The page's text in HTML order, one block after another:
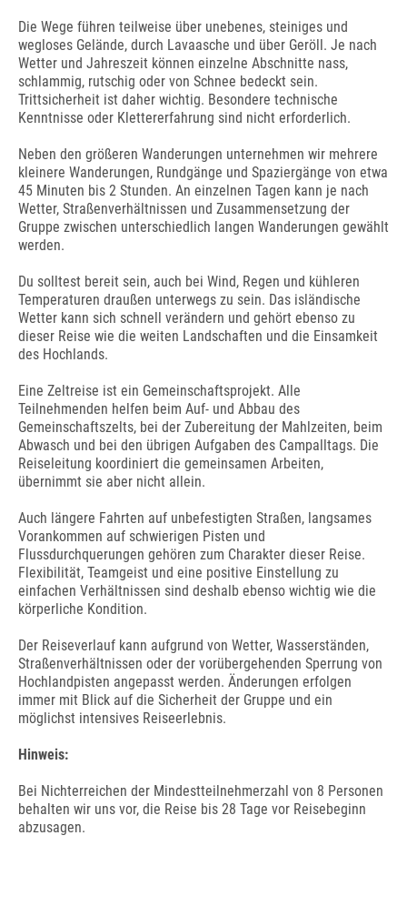
Die Wege führen teilweise über unebenes, steiniges und
wegloses Gelände, durch Lavaasche und über Geröll. Je nach
Wetter und Jahreszeit können einzelne Abschnitte nass,
schlammig, rutschig oder von Schnee bedeckt sein.
Trittsicherheit ist daher wichtig. Besondere technische
Kenntnisse oder Klettererfahrung sind nicht erforderlich.
Neben den größeren Wanderungen unternehmen wir mehrere
kleinere Wanderungen, Rundgänge und Spaziergänge von etwa
45 Minuten bis 2 Stunden. An einzelnen Tagen kann je nach
Wetter, Straßenverhältnissen und Zusammensetzung der
Gruppe zwischen unterschiedlich langen Wanderungen gewählt
werden.
Du solltest bereit sein, auch bei Wind, Regen und kühleren
Temperaturen draußen unterwegs zu sein. Das isländische
Wetter kann sich schnell verändern und gehört ebenso zu
dieser Reise wie die weiten Landschaften und die Einsamkeit
des Hochlands.
Eine Zeltreise ist ein Gemeinschaftsprojekt. Alle
Teilnehmenden helfen beim Auf- und Abbau des
Gemeinschaftszelts, bei der Zubereitung der Mahlzeiten, beim
Abwasch und bei den übrigen Aufgaben des Campalltags. Die
Reiseleitung koordiniert die gemeinsamen Arbeiten,
übernimmt sie aber nicht allein.
Auch längere Fahrten auf unbefestigten Straßen, langsames
Vorankommen auf schwierigen Pisten und
Flussdurchquerungen gehören zum Charakter dieser Reise.
Flexibilität, Teamgeist und eine positive Einstellung zu
einfachen Verhältnissen sind deshalb ebenso wichtig wie die
körperliche Kondition.
Der Reiseverlauf kann aufgrund von Wetter, Wasserständen,
Straßenverhältnissen oder der vorübergehenden Sperrung von
Hochlandpisten angepasst werden. Änderungen erfolgen
immer mit Blick auf die Sicherheit der Gruppe und ein
möglichst intensives Reiseerlebnis.
Hinweis:
Bei Nichterreichen der Mindestteilnehmerzahl von 8 Personen
behalten wir uns vor, die Reise bis 28 Tage vor Reisebeginn
abzusagen.